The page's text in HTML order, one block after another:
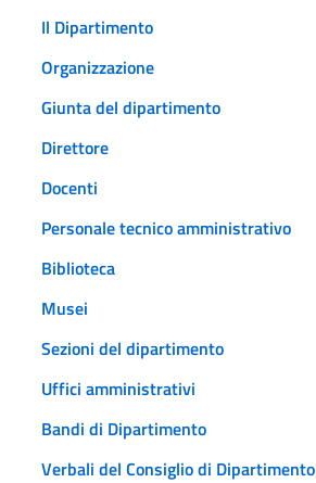
Il Dipartimento
Organizzazione
Giunta del dipartimento
Direttore
Docenti
Personale tecnico amministrativo
Biblioteca
Musei
Sezioni del dipartimento
Uffici amministrativi
Bandi di Dipartimento
Verbali del Consiglio di Dipartimento